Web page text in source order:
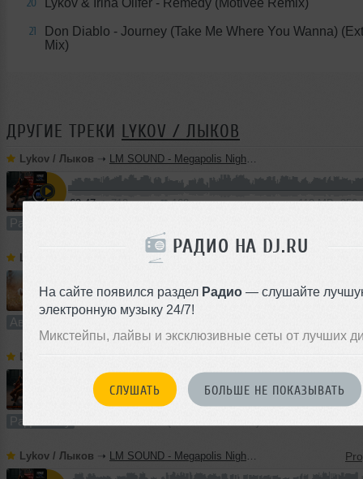
РАДИО НА DJ.RU
На сайте появился раздел Радио — слушайте
электронную музыку 24/7!
Микстейпы, лайвы и эксклюзивные сеты от лучших
СЛУШАТЬ БОЛЬШЕ НЕ ПОКАЗЫВАТЬ
20
21
Don Diablo - Journey (Take Me Where You Wanna)
Mix)
ДРУГИЕ ТРЕКИ LYKOV / ЛЫКОВ
Lykov / Лыков ➝ LM SOUND - Megapolis Night 28.07.2026
63:47 712 раз 168 118 MB, 256
Радио-шоу
Lykov / Лыков Dream On (Extended Mix) [Road Story Records]
238 10 MB,
Авторский трек
Lykov / Лыков
64:52 170 120 MB,
Радио-шоу
Lykov / Лыков ➝ LM SOUND - Megapolis Night 14.07.2026